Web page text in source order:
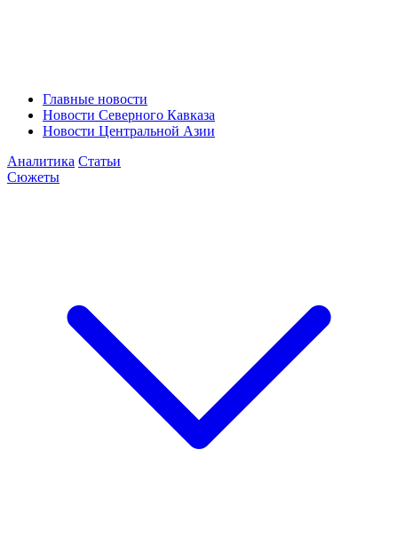
Главные новости
Новости Северного Кавказа
Новости Центральной Азии
Аналитика Статьи
Сюжеты